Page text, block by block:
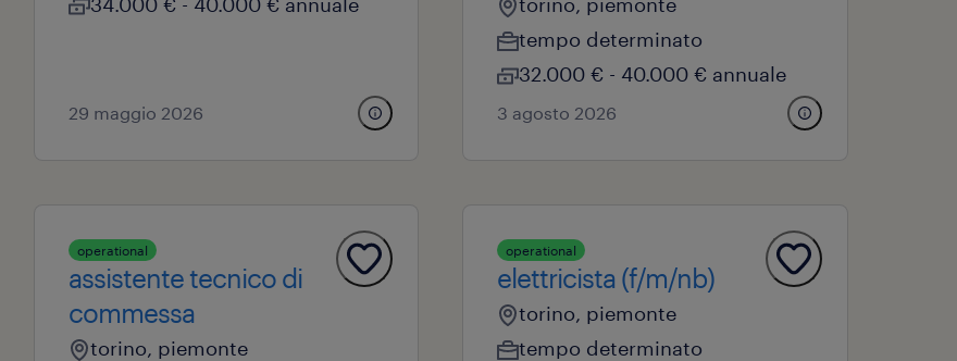
29 maggio 2026
tempo determinato
32.000 € - 40.000 € annuale
3 agosto 2026
operational
assistente tecnico di
commessa
torino, piemonte
operational
elettricista (f/m/nb)
torino, piemonte
tempo determinato